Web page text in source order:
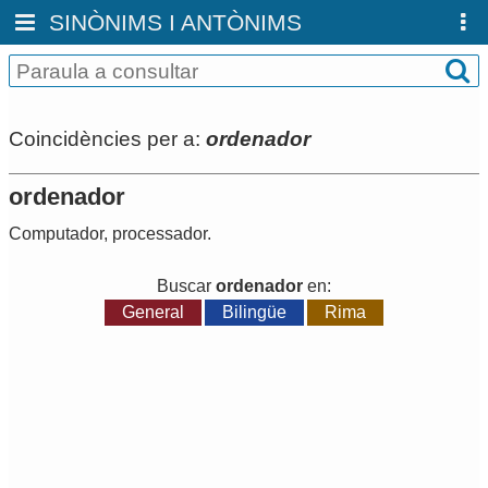
SINÒNIMS I ANTÒNIMS
Coincidències per a: ordenador
ordenador
Computador, processador.
Buscar ordenador en:
General
Bilingüe Rima